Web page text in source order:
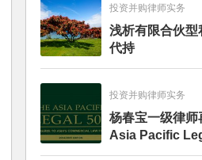
投资并购律师实务
浅析有限合伙型
代持
投资并购律师实务
杨春宝一级律
Asia Pacific